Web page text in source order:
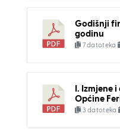
Godišnji
godinu
7 datoteka
I. Izmjene
Općine
3 datoteka